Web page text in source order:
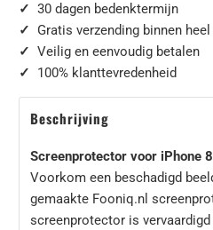
✓30 dagen bedenktermijn
✓ Gratis verzending binnen
✓Veilig en eenvoudig betalen
✓ 100% klanttevredenheid
Beschrijving
Screenprotector voor iPhone 8
Voorkom een beschadigd
gemaakte Fooniq.nl
screenprotector is